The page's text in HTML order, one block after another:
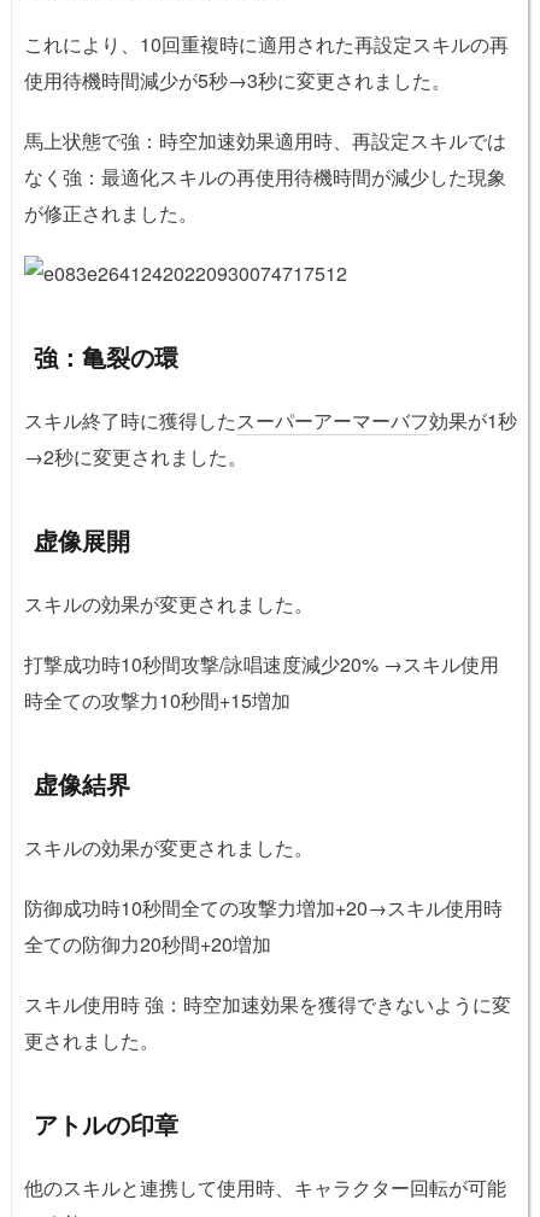
これにより、10回重複時に適用された再設定スキルの再
使用待機時間減少が5秒→3秒に変更されました。
馬上状態で強：時空加速効果適用時、再設定スキルでは
なく強：最適化スキルの再使用待機時間が減少した現象
が修正されました。
強：亀裂の環
スキル終了時に獲得したスーパーアーマーバフ効果が1秒
→2秒に変更されました。
虚像展開
スキルの効果が変更されました。
打撃成功時10秒間攻撃/詠唱速度減少20% →スキル使用
時全ての攻撃力10秒間+15増加
虚像結界
スキルの効果が変更されました。
防御成功時10秒間全ての攻撃力増加+20→スキル使用時
全ての防御力20秒間+20増加
スキル使用時 強：時空加速効果を獲得できないように変
更されました。
アトルの印章
他のスキルと連携して使用時、キャラクター回転が可能